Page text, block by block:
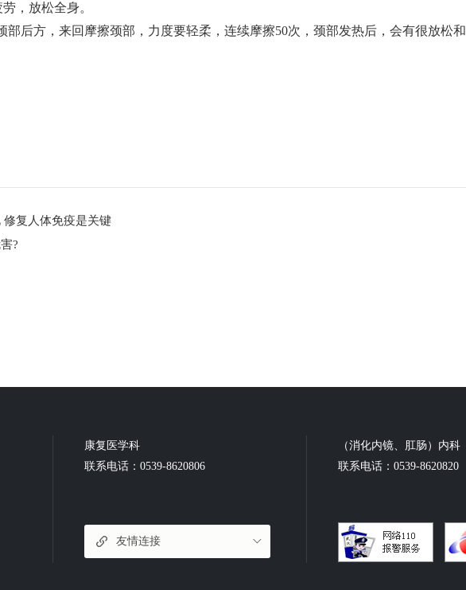
，放松全身。
部后方，来回摩擦颈部，力度要轻柔，连续摩擦50次，颈部发热后，会有很放松和
复人体免疫是关键
?
康复医学科
联系电话：0539-8620806
友情连接
（消化内镜、肛肠）内科
联系电话：0539-8620820